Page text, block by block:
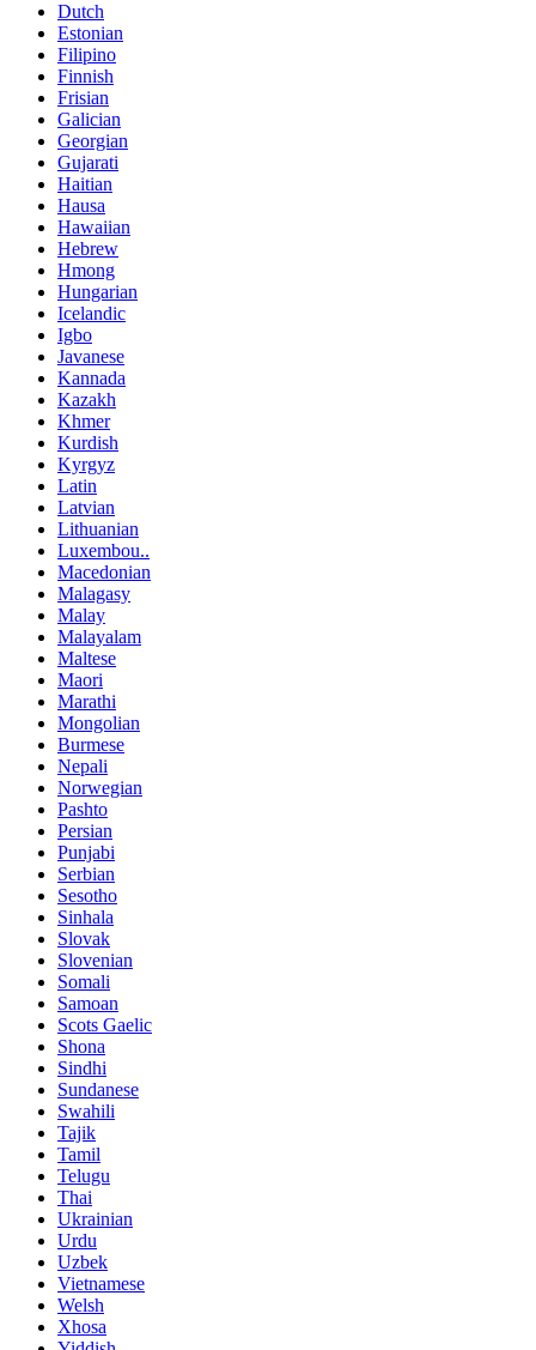
Dutch
Estonian
Filipino
Finnish
Frisian
Galician
Georgian
Gujarati
Haitian
Hausa
Hawaiian
Hebrew
Hmong
Hungarian
Icelandic
Igbo
Javanese
Kannada
Kazakh
Khmer
Kurdish
Kyrgyz
Latin
Latvian
Lithuanian
Luxembou..
Macedonian
Malagasy
Malay
Malayalam
Maltese
Maori
Marathi
Mongolian
Burmese
Nepali
Norwegian
Pashto
Persian
Punjabi
Serbian
Sesotho
Sinhala
Slovak
Slovenian
Somali
Samoan
Scots Gaelic
Shona
Sindhi
Sundanese
Swahili
Tajik
Tamil
Telugu
Thai
Ukrainian
Urdu
Uzbek
Vietnamese
Welsh
Xhosa